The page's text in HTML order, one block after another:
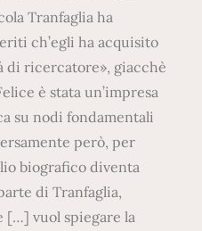
Tranfaglia ha
ch’egli ha acquisito
di ricercatore», giacchè
è stata un’impresa
su nodi fondamentali
però, per
biografico diventa
di Tranfaglia,
[…] vuol spiegare la